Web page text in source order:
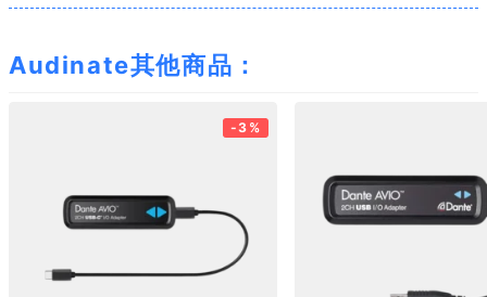
Audinate其他商品：
-3%